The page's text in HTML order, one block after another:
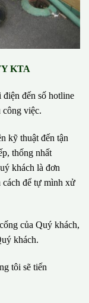
KTA
đến số hotline
công việc.
kỹ thuật đến tận
thống nhất
khách là đơn
cách để tự mình xử
của Quý khách,
khách.
tôi sẽ tiến